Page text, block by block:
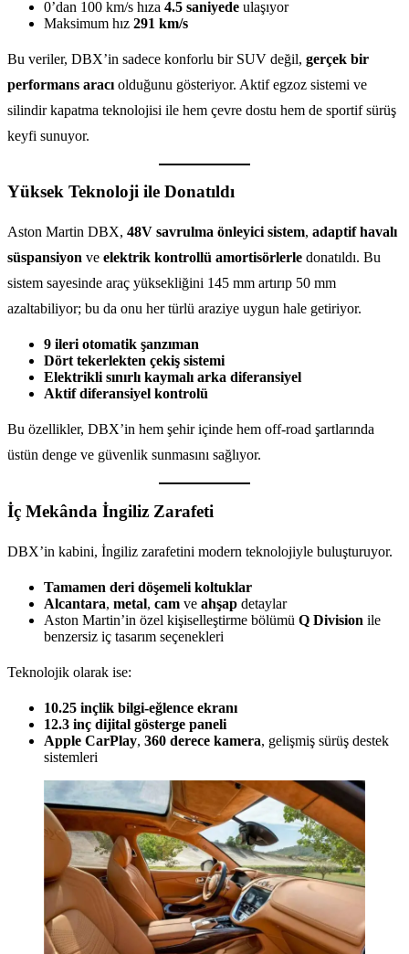
0’dan 100 km/s hıza 4.5 saniyede ulaşıyor
Maksimum hız 291 km/s
Bu veriler, DBX’in sadece konforlu bir SUV değil, gerçek bir
performans aracı olduğunu gösteriyor. Aktif egzoz sistemi ve
silindir kapatma teknolojisi ile hem çevre dostu hem de sportif sürüş
keyfi sunuyor.
Yüksek Teknoloji ile Donatıldı
Aston Martin DBX, 48V savrulma önleyici sistem, adaptif havalı
süspansiyon ve elektrik kontrollü amortisörlerle donatıldı. Bu
sistem sayesinde araç yüksekliğini 145 mm artırıp 50 mm
azaltabiliyor; bu da onu her türlü araziye uygun hale getiriyor.
9 ileri otomatik şanzıman
Dört tekerlekten çekiş sistemi
Elektrikli sınırlı kaymalı arka diferansiyel
Aktif diferansiyel kontrolü
Bu özellikler, DBX’in hem şehir içinde hem off-road şartlarında
üstün denge ve güvenlik sunmasını sağlıyor.
İç Mekânda İngiliz Zarafeti
DBX’in kabini, İngiliz zarafetini modern teknolojiyle buluşturuyor.
Tamamen deri döşemeli koltuklar
Alcantara, metal, cam ve ahşap detaylar
Aston Martin’in özel kişiselleştirme bölümü Q Division ile
benzersiz iç tasarım seçenekleri
Teknolojik olarak ise:
10.25 inçlik bilgi-eğlence ekranı
12.3 inç dijital gösterge paneli
Apple CarPlay, 360 derece kamera, gelişmiş sürüş destek
sistemleri